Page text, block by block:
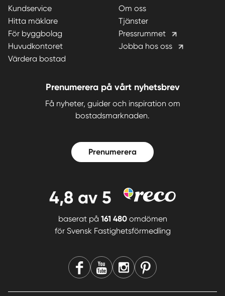
Kundservice
Hitta mäklare
För byggbolag
Huvudkontoret
Värdera bostad
Om oss
Tjänster
Pressrummet
Jobba hos oss
Prenumerera på vårt nyhetsbrev
Få nyheter, guider och inspiration om
bostadsmarknaden.
Prenumerera
4,8 av 5
baserat på 161 480omdömen
för Svensk Fastighetsförmedling